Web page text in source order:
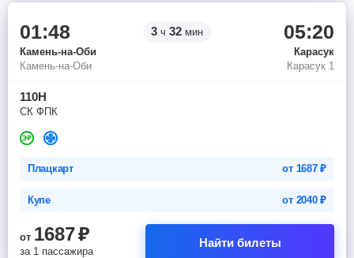
01:48 3 ч 32 мин 05:20
Камень-на-Оби
Карасук
Камень-на-Оби
Карасук 1
110Н
СК ФПК
Плацкарт от 1687₽
Купе от 2040₽
от 1687₽
за 1 пассажира
Найти билеты